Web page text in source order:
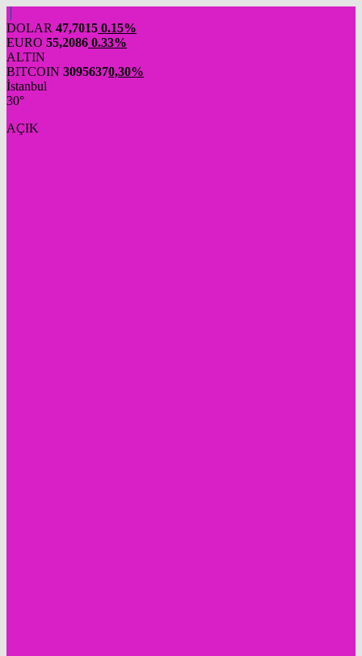
DOLAR 47,7015 0.15%
EURO 55,2086 0.33%
ALTIN
BITCOIN 30956370,30%
İstanbul
30°
AÇIK